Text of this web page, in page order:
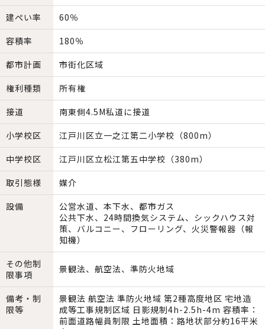
建ぺい率
60％
容積率
180％
都市計画
市街化区域
権利種類
所有権
接道
南東側4.5M私道に接道
小学校区
江戸川区立一之江第二小学校（800m）
中学校区
江戸川区立松江第五中学校（380m）
取引態様
媒介
設備
公営水道、本下水、都市ガス
公共下水、24時間換気システム、シックハウス対
策、バルコニー、フローリング、火災警報器（報
知機）
その他制
限事項
景観法、航空法、準防火地域
備考・制
限等
景観法 航空法 準防火地域 第2種高度地区 宅地造
成等工事規制区域 日影規制4h-2.5h-4m 容積率：
前面道路幅員制限 土地面積：路地状部分約16平米